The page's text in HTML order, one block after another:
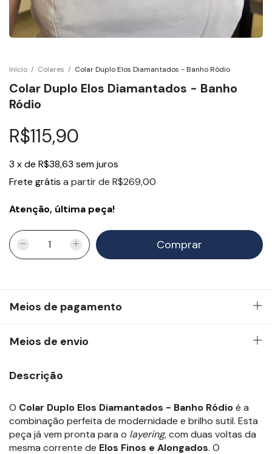
Início / Colares / Colar Duplo Elos Diamantados - Banho Ródio
Colar Duplo Elos Diamantados - Banho
Ródio
R$115,90
3 xde R$38,63 sem juros
Frete grátis a partir de R$269,00
Atenção, última peça!
Meios de pagamento
Meios de envio
Descrição
O Colar Duplo Elos Diamantados - Banho Ródioé a
combinação perfeita de modernidade e brilho sutil. Esta
peça já vem pronta para o layering, com duas voltas da
mesma corrente de Elos Finos e Alongados. O